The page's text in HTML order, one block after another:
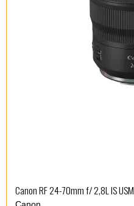
Canon RF 24-70mm f/ 2,8L IS USM